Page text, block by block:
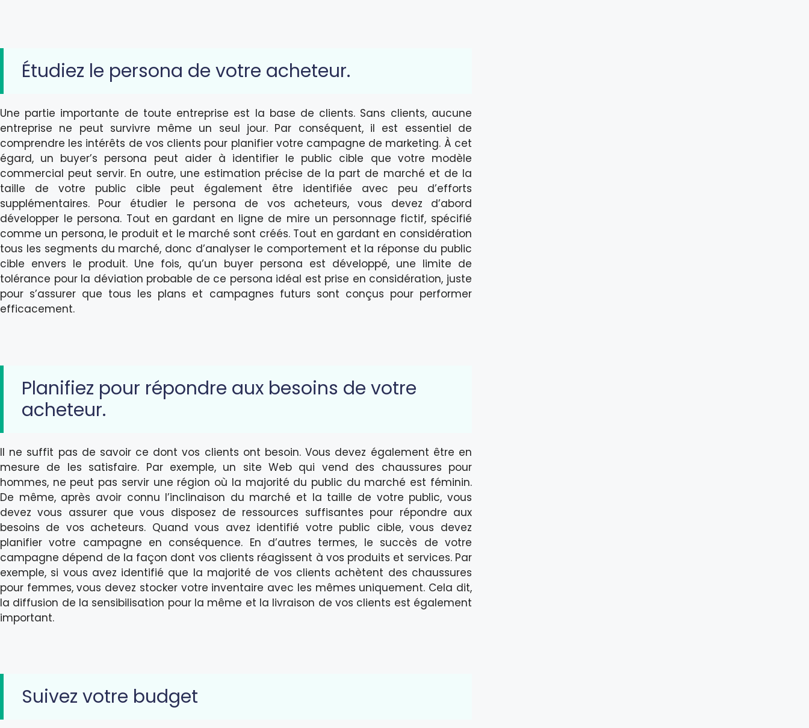
Étudiez le persona de votre acheteur.
Une partie importante de toute entreprise est la base de clients. Sans clients, aucune
entreprise ne peut survivre même un seul jour. Par conséquent, il est essentiel de
comprendre les intérêts de vos clients pour planifier votre campagne de marketing. À cet
égard, un buyer’s persona peut aider à identifier le public cible que votre modèle
commercial peut servir. En outre, une estimation précise de la part de marché et de la
taille de votre public cible peut également être identifiée avec peu d’efforts
supplémentaires. Pour étudier le persona de vos acheteurs, vous devez d’abord
développer le persona. Tout en gardant en ligne de mire un personnage fictif, spécifié
comme un persona, le produit et le marché sont créés. Tout en gardant en considération
tous les segments du marché, donc d’analyser le comportement et la réponse du public
cible envers le produit. Une fois, qu’un buyer persona est développé, une limite de
tolérance pour la déviation probable de ce persona idéal est prise en considération, juste
pour s’assurer que tous les plans et campagnes futurs sont conçus pour performer
efficacement.
Planifiez pour répondre aux besoins de votre
acheteur.
Il ne suffit pas de savoir ce dont vos clients ont besoin. Vous devez également être en
mesure de les satisfaire. Par exemple, un site Web qui vend des chaussures pour
hommes, ne peut pas servir une région où la majorité du public du marché est féminin.
De même, après avoir connu l’inclinaison du marché et la taille de votre public, vous
devez vous assurer que vous disposez de ressources suffisantes pour répondre aux
besoins de vos acheteurs. Quand vous avez identifié votre public cible, vous devez
planifier votre campagne en conséquence. En d’autres termes, le succès de votre
campagne dépend de la façon dont vos clients réagissent à vos produits et services. Par
exemple, si vous avez identifié que la majorité de vos clients achètent des chaussures
pour femmes, vous devez stocker votre inventaire avec les mêmes uniquement. Cela dit,
la diffusion de la sensibilisation pour la même et la livraison de vos clients est également
important.
Suivez votre budget